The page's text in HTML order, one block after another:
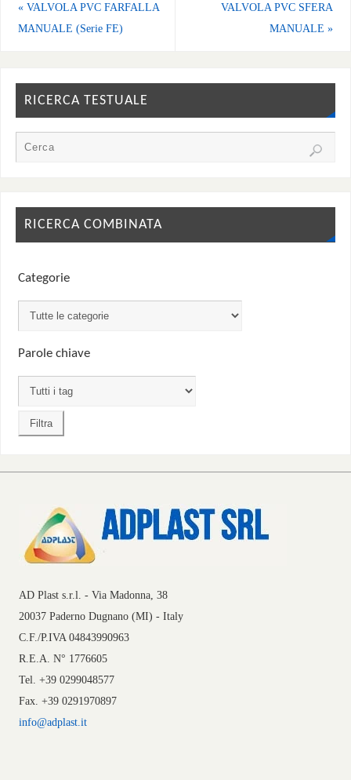
«VALVOLA PVC FARFALLA
MANUALE (Serie FE)
VALVOLA PVC SFERA
MANUALE»
RICERCA TESTUALE
RICERCA COMBINATA
Categorie
Parole chiave
AD Plast s.r.l. - Via Madonna, 38
20037 Paderno Dugnano (MI) - Italy
C.F./P.IVA 04843990963
R.E.A. N° 1776605
Tel. +39 0299048577
Fax. +39 0291970897
info@adplast.it